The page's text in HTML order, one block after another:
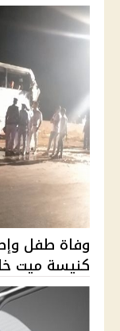
كنيسة ميت